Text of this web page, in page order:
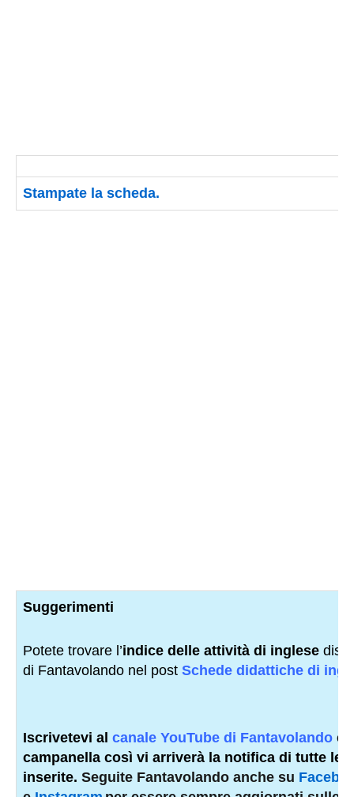
Stampate la scheda.
Suggerimenti
Potete trovare l’indice delle attività di inglese
di Fantavolando nel post Schede didattiche di
Iscrivetevi al canale YouTube di Fantavolando e
campanella così vi arriverà la notifica di tutte le
inserite. Seguite Fantavolando anche su